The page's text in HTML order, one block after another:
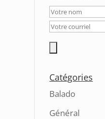
Catégories
Balado
Général